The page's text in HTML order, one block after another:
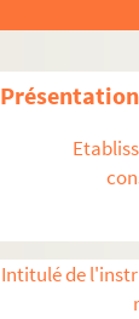
Intitulé de
ORG
ORG
ORG